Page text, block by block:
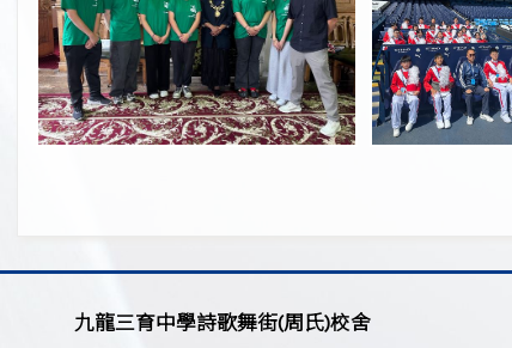
九龍三育中學詩歌舞街(周氏)校舍